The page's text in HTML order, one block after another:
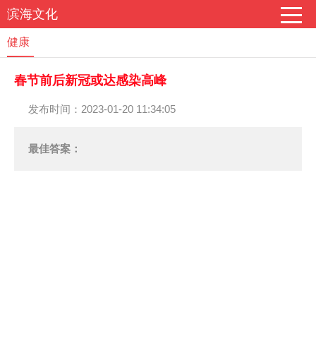
滨海文化
健康
春节前后新冠或达感染高峰
发布时间：2023-01-20 11:34:05
最佳答案：